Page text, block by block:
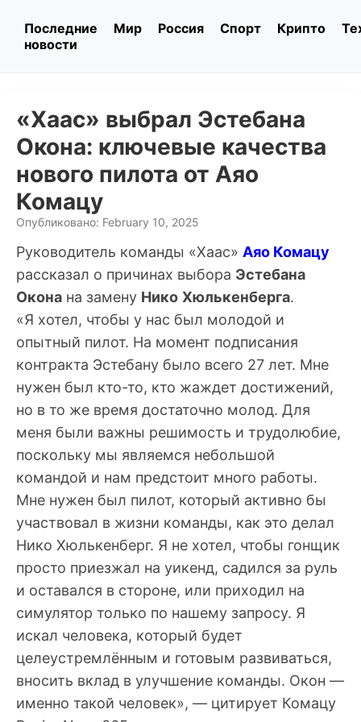
Последние
новости
Мир Россия Спорт Крипто
«Хаас» выбрал Эстебана
Окона: ключевые качества
нового пилота от Аяо
Комацу
Опубликовано: February 10, 2025
Руководитель команды «Хаас» Аяо Комацу
рассказал о причинах выбора Эстебана
Окона на замену Нико Хюлькенберга.
«Я хотел, чтобы у нас был молодой и
опытный пилот. На момент подписания
контракта Эстебану было всего 27 лет. Мне
нужен был кто-то, кто жаждет достижений,
но в то же время достаточно молод. Для
меня были важны решимость и трудолюбие,
поскольку мы являемся небольшой
командой и нам предстоит много работы.
Мне нужен был пилот, который активно бы
участвовал в жизни команды, как это делал
Нико Хюлькенберг. Я не хотел, чтобы гонщик
просто приезжал на уикенд, садился за руль
и оставался в стороне, или приходил на
симулятор только по нашему запросу. Я
искал человека, который будет
целеустремлённым и готовым развиваться,
вносить вклад в улучшение команды. Окон —
именно такой человек», — цитирует Комацу